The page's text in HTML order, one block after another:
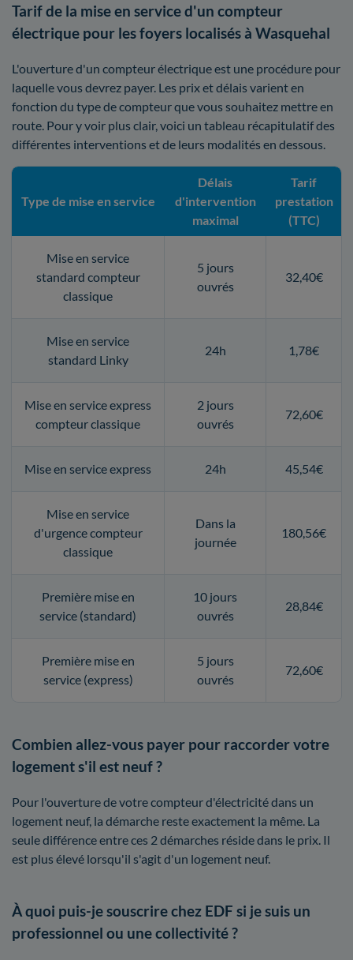
Tarif de la mise en service d'un compteur
électrique pour les foyers localisés à Wasquehal
L'ouverture d'un compteur électrique est une procédure pour
laquelle vous devrez payer. Les prix et délais varient en
fonction du type de compteur que vous souhaitez mettre en
route. Pour y voir plus clair, voici un tableau récapitulatif des
différentes interventions et de leurs modalités en dessous.
Type de mise en service
Délais
d'intervention
maximal
Tarif
prestation
(TTC)
Mise en service
standard compteur
classique
5 jours
ouvrés
32,40€
Mise en service
standard Linky
24h 1,78€
Mise en service express
compteur classique
2 jours
ouvrés
72,60€
Mise en service express 24h 45,54€
Mise en service
d'urgence compteur
classique
Dans la
journée
180,56€
Première mise en
service (standard)
10 jours
ouvrés
28,84€
Première mise en
service (express)
5 jours
ouvrés
72,60€
Combien allez-vous payer pour raccorder votre
logement s'il est neuf ?
Pour l'ouverture de votre compteur d'électricité dans un
logement neuf, la démarche reste exactement la même. La
seule différence entre ces 2 démarches réside dans le prix. Il
est plus élevé lorsqu'il s'agit d'un logement neuf.
À quoi puis-je souscrire chez EDF si je suis un
professionnel ou une collectivité ?